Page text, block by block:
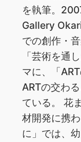
を執筆。
Gallery
での創作・
「芸術を通
マに、「
ARTの交わ
ている。 花
材開発に携
に」では、